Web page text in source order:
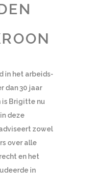
in het arbeids-
dan 30 jaar
Brigitte nu
deze
zowel
over alle
en het
in